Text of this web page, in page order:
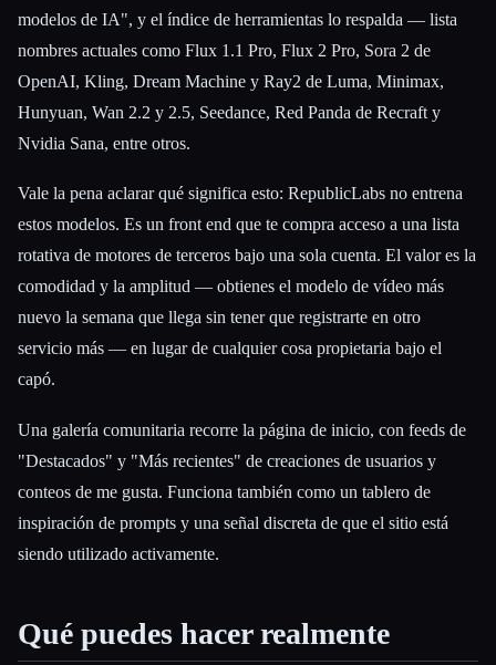
modelos de IA", y el índice de herramientas lo respalda — lista
nombres actuales como Flux 1.1 Pro, Flux 2 Pro, Sora 2 de
OpenAI, Kling, Dream Machine y Ray2 de Luma, Minimax,
Hunyuan, Wan 2.2 y 2.5, Seedance, Red Panda de Recraft y
Nvidia Sana, entre otros.
Vale la pena aclarar qué significa esto: RepublicLabs no entrena
estos modelos. Es un front end que te compra acceso a una lista
rotativa de motores de terceros bajo una sola cuenta. El valor es la
comodidad y la amplitud — obtienes el modelo de vídeo más
nuevo la semana que llega sin tener que registrarte en otro
servicio más — en lugar de cualquier cosa propietaria bajo el
capó.
Una galería comunitaria recorre la página de inicio, con feeds de
"Destacados" y "Más recientes" de creaciones de usuarios y
conteos de me gusta. Funciona también como un tablero de
inspiración de prompts y una señal discreta de que el sitio está
siendo utilizado activamente.
Qué puedes hacer realmente